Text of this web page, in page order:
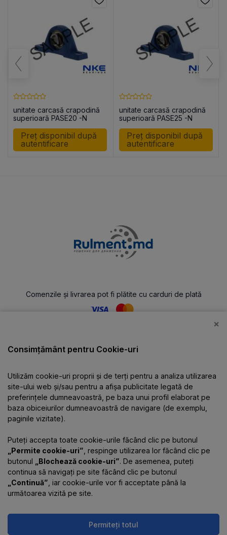
unitate carcasă crapodină
superioară PASE20 -N
Preț disponibil după
autentificare
unitate carcasă crapodină
superioară PASE25 -N
Preț disponibil după
autentificare
Comenzile și livrarea pot fi plătite cu carduri de plată
Catalog
Despre companie
Informații
Contacte
×
Consimțământ pentru Cookie-uri
Utilizăm cookie-uri proprii și de terți pentru a analiza utilizarea
site-ului web și/sau pentru a afișa publicitate legată de
preferințele dumneavoastră, pe baza unui profil elaborat pe
baza obiceiurilor dumneavoastră de navigare (de exemplu,
paginile vizitate).
Puteți accepta toate cookie-urile făcând clic pe butonul
„Permite cookie-uri” , respinge utilizarea lor făcând clic pe
butonul
„Blochează cookie-uri”. De asemenea, puteți
continua să navigați pe site făcând clic pe butonul
„Continuă” , iar cookie-urile vor fi acceptate până la
următoarea vizită pe site.
Permiteți totul